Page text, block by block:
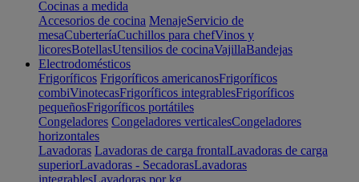
Cocinas a medida
Accesorios de cocina MenajeServicio de
mesaCuberteríaCuchillos para chefVinos y
licoresBotellasUtensilios de cocinaVajillaBandejas
Electrodomésticos
Frigoríficos Frigoríficos americanosFrigoríficos
combiVinotecasFrigoríficos integrablesFrigoríficos
pequeñosFrigoríficos portátiles
Congeladores Congeladores verticalesCongeladores
horizontales
Lavadoras Lavadoras de carga frontalLavadoras de carga
superiorLavadoras - SecadorasLavadoras
integrablesLavadoras por kg